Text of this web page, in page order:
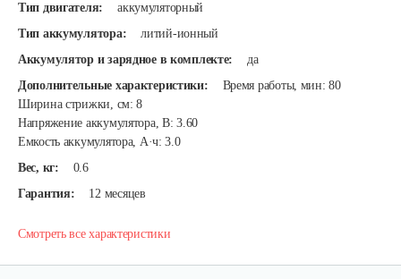
Тип двигателя:
аккумуляторный
Тип аккумулятора:
литий-ионный
Аккумулятор и зарядное в комплекте:
да
Дополнительные характеристики:
Время работы, мин: 80
Ширина стрижки, см: 8
Напряжение аккумулятора, В: 3.60
Емкость аккумулятора, А·ч: 3.0
Вес, кг:
0.6
Гарантия:
12 месяцев
Смотреть все характеристики